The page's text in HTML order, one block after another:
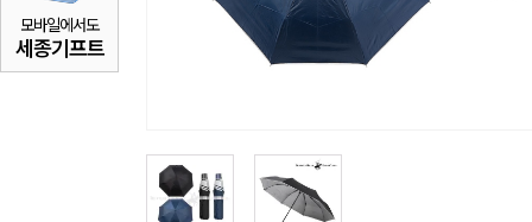
모바일에서도
세종기프트